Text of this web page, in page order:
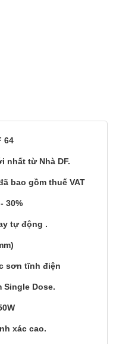
64
nhất từ Nhà DF.
bao gồm thuế VAT
30%
tự động .
sơn tĩnh điện
Dose.
xác cao.